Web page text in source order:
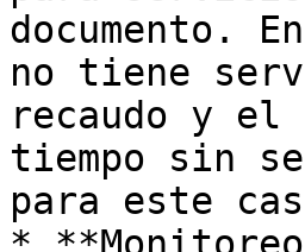
documento.
no tiene
recaudo y
tiempo sin
para este